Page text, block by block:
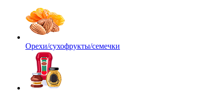
Орехи/сухофрукты/семечки